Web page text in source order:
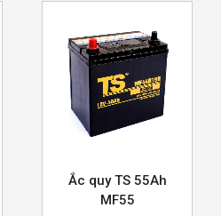
Ắc quy TS 55Ah
MF55